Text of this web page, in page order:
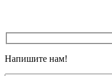
Напишите нам!